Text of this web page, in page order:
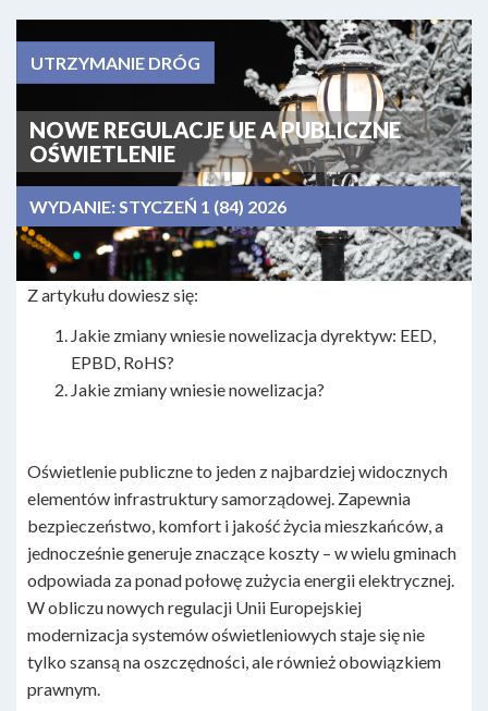
UTRZYMANIE DRÓG
NOWE REGULACJE UE A PUBLICZNE
OŚWIETLENIE
WYDANIE: STYCZEŃ 1 (84) 2026
Z artykułu dowiesz się:
Jakie zmiany wniesie nowelizacja dyrektyw: EED,
EPBD, RoHS?
Jakie zmiany wniesie nowelizacja?
Oświetlenie publiczne to jeden z najbardziej widocznych
elementów infrastruktury samorządowej. Zapewnia
bezpieczeństwo, komfort i jakość życia mieszkańców, a
jednocześnie generuje znaczące koszty – w wielu gminach
odpowiada za ponad połowę zużycia energii elektrycznej.
W obliczu nowych regulacji Unii Europejskiej
modernizacja systemów oświetleniowych staje się nie
tylko szansą na oszczędności, ale również obowiązkiem
prawnym.